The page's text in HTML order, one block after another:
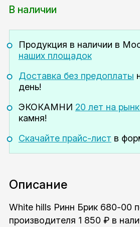
В наличии
Продукция в наличии в
наших площадок
Доставка без предоплаты
день!
ЭКОКАМНИ 20 лет на
камня!
Скачайте прайс-лист в
Описание
White hills Ринн Брик 680-00
производителя 1 850 ₽ в